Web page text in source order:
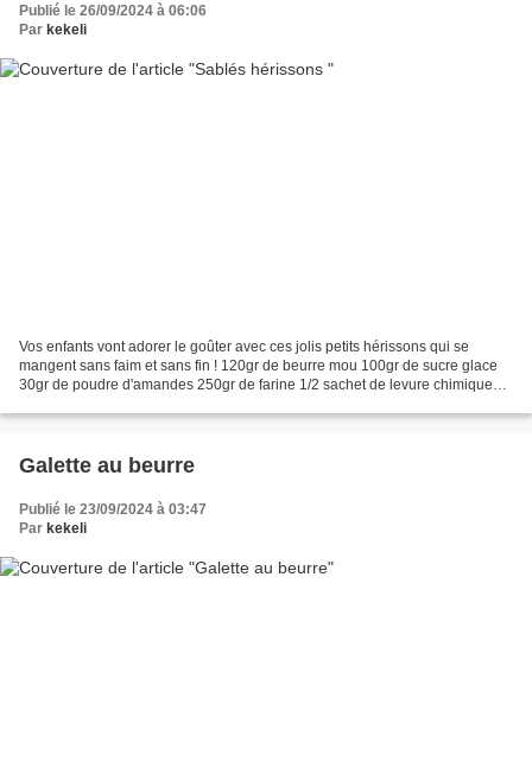
Publié le 26/09/2024 à 06:06
Par kekeli
Vos enfants vont adorer le goûter avec ces jolis petits hérissons qui se
mangent sans faim et sans fin ! 120gr de beurre mou 100gr de sucre glace
30gr de poudre d'amandes 250gr de farine 1/2 sachet de levure chimique
Galette au beurre
Publié le 23/09/2024 à 03:47
Par kekeli